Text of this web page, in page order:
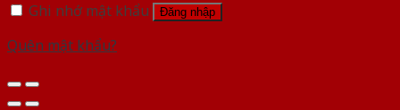
Ghi nhớ mật khẩu
Đăng nhập
Quên mật khẩu?